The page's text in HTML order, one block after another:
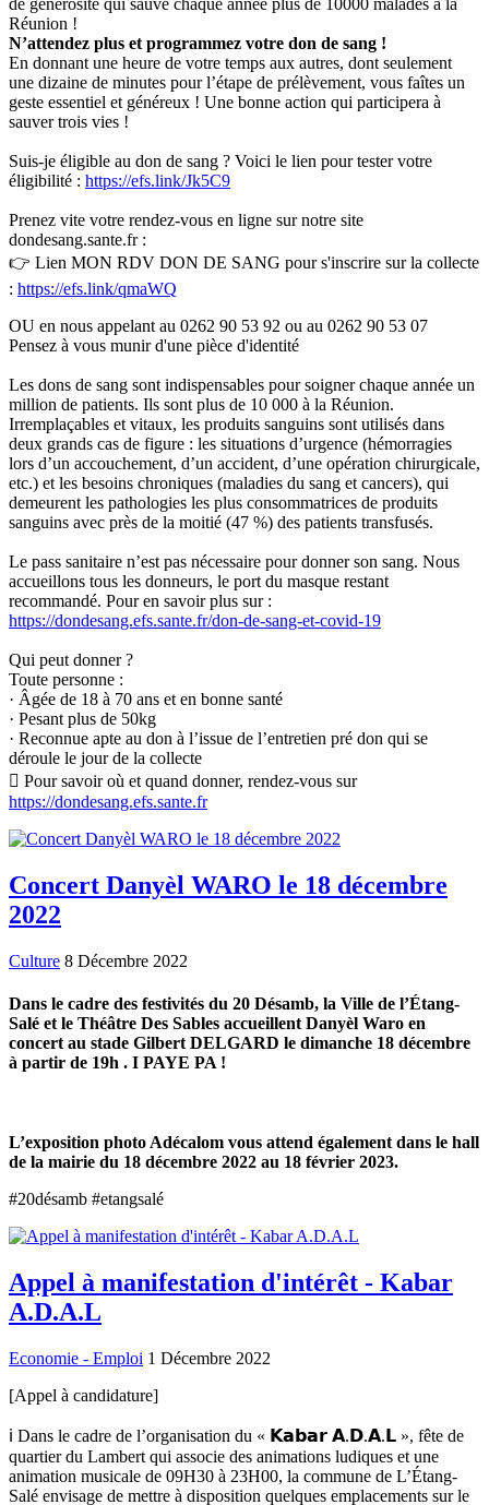
Réunion !
N’attendez plus et programmez votre don de sang !
En donnant une heure de votre temps aux autres, dont seulement
une dizaine de minutes pour l’étape de prélèvement, vous faîtes un
geste essentiel et généreux ! Une bonne action qui participera à
sauver trois vies !
Suis-je éligible au don de sang ? Voici le lien pour tester votre
éligibilité : https://efs.link/Jk5C9
Prenez vite votre rendez-vous en ligne sur notre site
dondesang.sante.fr :
👉 Lien MON RDV DON DE SANG pour s'inscrire sur la collecte
: https://efs.link/qmaWQ
OU en nous appelant au 0262 90 53 92 ou au 0262 90 53 07
Pensez à vous munir d'une pièce d'identité
Les dons de sang sont indispensables pour soigner chaque année un
million de patients. Ils sont plus de 10 000 à la Réunion.
Irremplaçables et vitaux, les produits sanguins sont utilisés dans
deux grands cas de figure : les situations d’urgence (hémorragies
lors d’un accouchement, d’un accident, d’une opération chirurgicale,
etc.) et les besoins chroniques (maladies du sang et cancers), qui
demeurent les pathologies les plus consommatrices de produits
sanguins avec près de la moitié (47 %) des patients transfusés.
Le pass sanitaire n’est pas nécessaire pour donner son sang. Nous
accueillons tous les donneurs, le port du masque restant
recommandé. Pour en savoir plus sur :
https://dondesang.efs.sante.fr/don-de-sang-et-covid-19
Qui peut donner ?
Toute personne :
· Âgée de 18 à 70 ans et en bonne santé
· Pesant plus de 50kg
· Reconnue apte au don à l’issue de l’entretien pré don qui se
déroule le jour de la collecte
 Pour savoir où et quand donner, rendez-vous sur
https://dondesang.efs.sante.fr
Concert Danyèl WARO le 18 décembre
2022
Culture 8 Décembre 2022
Dans le cadre des festivités du 20 Désamb, la Ville de l’Étang-
Salé et le Théâtre Des Sables accueillent Danyèl Waro en
concert au stade Gilbert DELGARD le dimanche 18 décembre
à partir de 19h . I PAYE PA !
L’exposition photo Adécalom vous attend également dans le hall
de la mairie du 18 décembre 2022 au 18 février 2023.
#20désamb #etangsalé
Appel à manifestation d'intérêt - Kabar
A.D.A.L
Economie - Emploi 1 Décembre 2022
[Appel à candidature]
ℹ️ Dans le cadre de l’organisation du « 𝗞𝗮𝗯𝗮𝗿 𝗔.𝗗.𝗔.𝗟 », fête de
quartier du Lambert qui associe des animations ludiques et une
animation musicale de 09H30 à 23H00, la commune de L’Étang-
Salé envisage de mettre à disposition quelques emplacements sur le